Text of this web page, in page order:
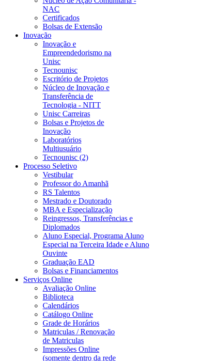
NAC
Certificados
Bolsas de Extensão
Inovação
Inovação e
Empreendedorismo na
Unisc
Tecnounisc
Escritório de Projetos
Núcleo de Inovação e
Transferência de
Tecnologia - NITT
Unisc Carreiras
Bolsas e Projetos de
Inovação
Laboratórios
Multiusuário
Tecnounisc (2)
Processo Seletivo
Vestibular
Professor do Amanhã
RS Talentos
Mestrado e Doutorado
MBA e Especialização
Reingressos, Transferências e
Diplomados
Aluno Especial, Programa Aluno
Especial na Terceira Idade e Aluno
Ouvinte
Graduação EAD
Bolsas e Financiamentos
Serviços Online
Avaliação Online
Biblioteca
Calendários
Catálogo Online
Grade de Horários
Matriculas / Renovação
de Matriculas
Impressões Online
(somente dentro da rede